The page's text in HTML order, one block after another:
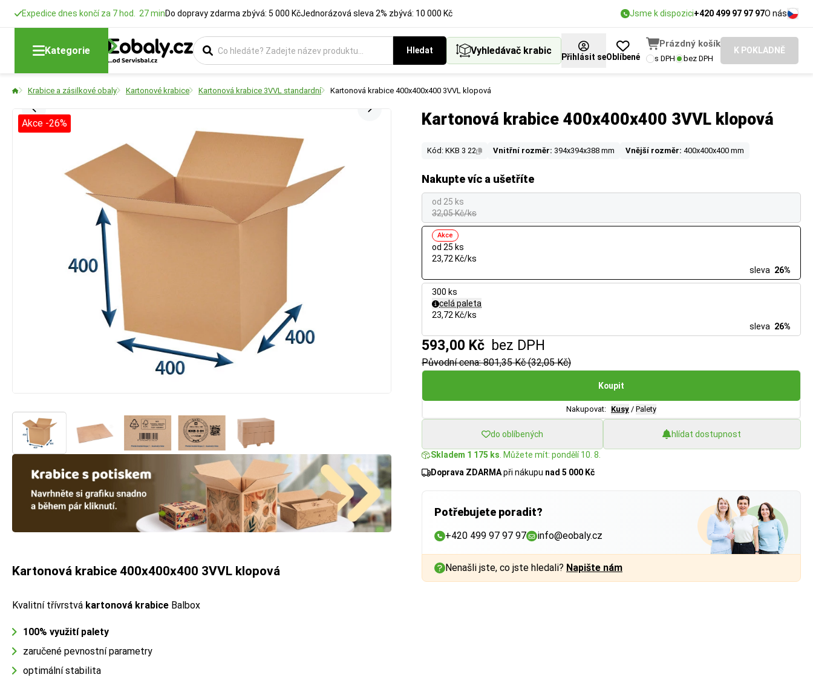
Expedice dnes končí za 7 hod. 27 minDo dopravy zdarma zbývá: 5 000 KčJednorázová sleva 2% zbývá: 10 000 Kč Jsme k dispozici+420 499 97 97 97O nás
Kategorie Hledat Vyhledávač krabic
Přihlásit seOblíbené
Prázdný košík
s DPH bez DPH
K POKLADNĚ
Krabice a zásilkové obaly Kartonové krabice Kartonová krabice 3VVL standardní Kartonová krabice 400x400x400 3VVL klopová
Kartonová krabice 400x400x400 3VVL klopová
Kód: KKB 3 22 Vnitřní rozměr: 394x394x388 mm Vnější rozměr: 400x400x400 mm
Nakupte víc a ušetříte
od 25 ks
32,05 Kč/ks
od 25 ks
Akce
23,72 Kč/ks
sleva 26%
300 ks
celá paleta
23,72 Kč/ks
sleva 26%
593,00 Kč bez DPH
Původní cena: 801,35 Kč (32,05 Kč)
Koupit
Nakupovat: Kusy / Palety
do oblíbených hlídat dostupnost
Skladem 1 175 ks . Můžete mít: pondělí 10. 8.
Doprava ZDARMApři nákupu nad 5 000 Kč
Potřebujete poradit?
+420 499 97 97 97 info@eobaly.cz
Nenašli jste, co jste hledali? Napište nám
Akce -26%
Kartonová krabice 400x400x400 3VVL klopová
Kvalitní třívrstvá kartonová krabice Balbox
100% využití palety
zaručené pevnostní parametry
optimální stabilita